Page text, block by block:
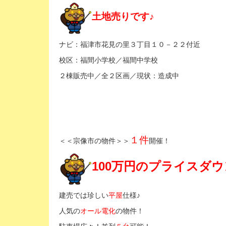
土地売りです♪
ナビ：福津市花見の里３丁目１０－２２付近
校区：福間小学校／福間中学校
２棟販売中／全２区画／現状：造成中
＜＜宗像市の物件＞＞ １件開催！
100万円のプライスダ
建売では珍しい平屋仕様♪
人気のオール電化の物件！